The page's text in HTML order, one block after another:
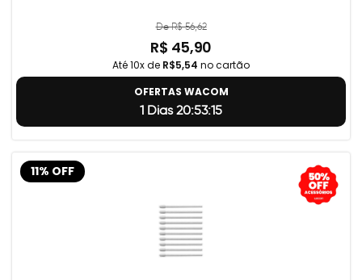
De R$ 56,62
R$ 45,90
Até 10x de R$5,54 no cartão
OFERTAS WACOM
1 Dias 20:53:14
11% OFF